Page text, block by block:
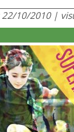
10/2010 |